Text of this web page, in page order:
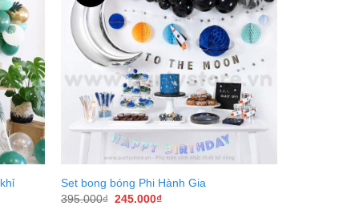
Set bong bóng Phi Hành Gia
395.000₫ Giá
245.000₫Giá